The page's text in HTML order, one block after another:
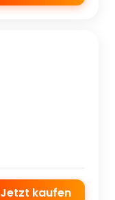
Jetzt kaufen